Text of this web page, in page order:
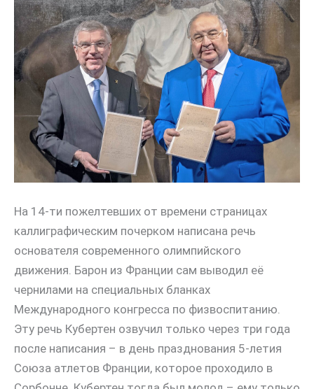
На 14-ти пожелтевших от времени страницах
каллиграфическим почерком написана речь
основателя современного олимпийского
движения. Барон из Франции сам выводил её
чернилами на специальных бланках
Международного конгресса по физвоспитанию.
Эту речь Кубертен озвучил только через три года
после написания – в день празднования 5-летия
Союза атлетов Франции, которое проходило в